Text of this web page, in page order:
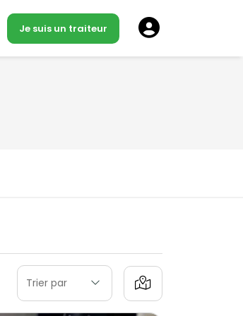
Je suis un traiteur
Trier par